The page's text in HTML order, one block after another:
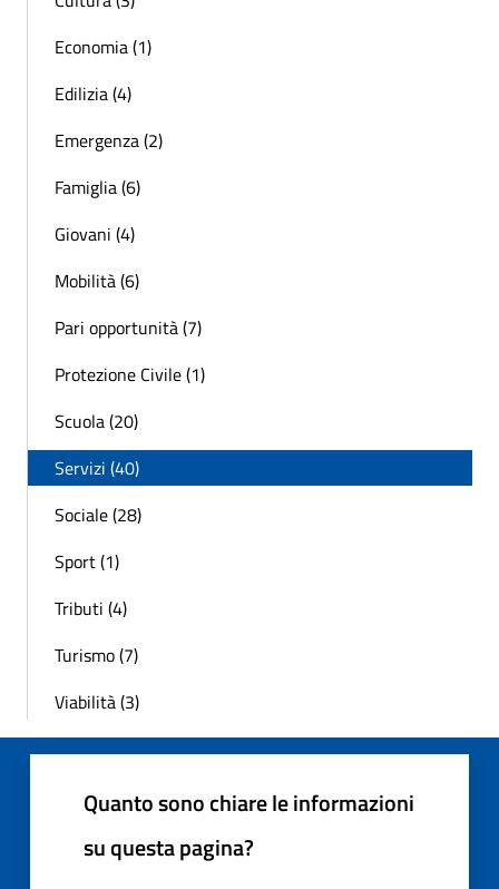
Economia (1)
Edilizia (4)
Emergenza (2)
Famiglia (6)
Giovani (4)
Mobilità (6)
Pari opportunità (7)
Protezione Civile (1)
Scuola (20)
Servizi (40)
Sociale (28)
Sport (1)
Tributi (4)
Turismo (7)
Viabilità (3)
Quanto sono chiare le informazioni
su questa pagina?